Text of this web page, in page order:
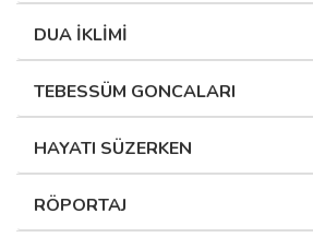
DUA İKLİMİ
TEBESSÜM GONCALARI
HAYATI SÜZERKEN
RÖPORTAJ